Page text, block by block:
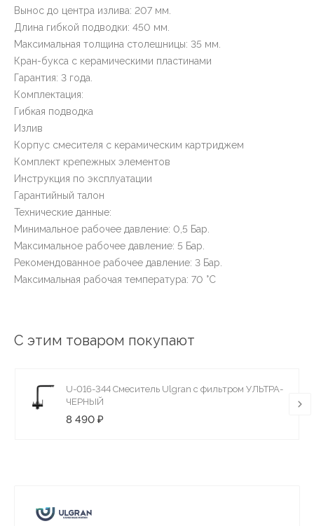
Вынос до центра излива: 207 мм.
Длина гибкой подводки: 450 мм.
Максимальная толщина столешницы: 35 мм.
Кран-букса с керамическими пластинами
Гарантия: 3 года.
Комплектация:
Гибкая подводка
Излив
Корпус смесителя с керамическим картриджем
Комплект крепежных элементов
Инструкция по эксплуатации
Гарантийный талон
Технические данные:
Минимальное рабочее давление: 0,5 Бар.
Максимальное рабочее давление: 5 Бар.
Рекомендованное рабочее давление: 3 Бар.
Максимальная рабочая температура: 70 °C
С этим товаром покупают
U-016-344 Смеситель Ulgran с фильтром УЛЬТРА-
ЧЕРНЫЙ
8 490 ₽